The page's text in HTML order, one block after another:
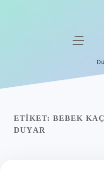
Yasal Uyarı
menüyü
ETIKET: BEBEK
DUYAR